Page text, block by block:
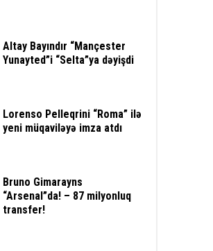
Altay Bayındır “Mançester
Yunayted”i “Selta”ya dəyişdi
Lorenso Pelleqrini “Roma” ilə
yeni müqaviləyə imza atdı
Bruno Gimarayns
“Arsenal”da! – 87 milyonluq
transfer!